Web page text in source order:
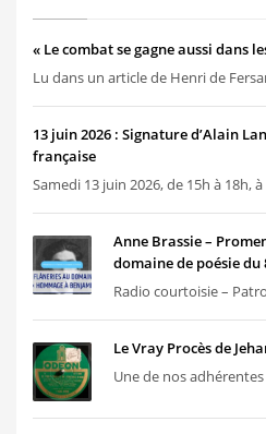
« Le combat se gagne aussi dans
Lu dans un article de Henri de
13 juin 2026 : Signature d’Alain
française
Samedi 13 juin 2026, de 15h à 18h,
Anne Brassie –
domaine de poésie du
Radio courtoisie –
Le Vray Procès de
Une de nos adhérentes